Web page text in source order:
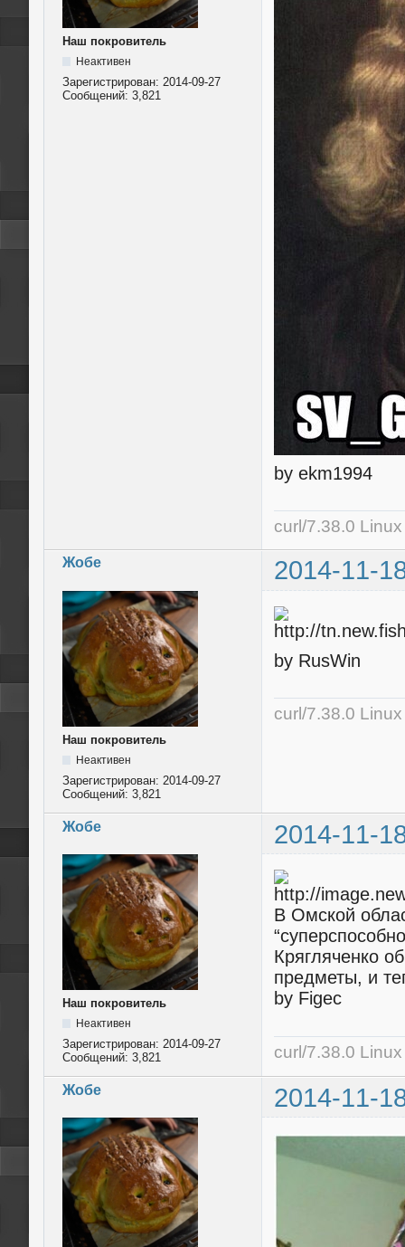
Наш покровитель
Неактивен
Зарегистрирован: 2014-09-27
Сообщений: 3,821
by ekm1994
curl/7.38.0
Жобе 2014-11-
Наш покровитель
Неактивен
Зарегистрирован: 2014-09-27
Сообщений: 3,821
by RusWin
curl/7.38.0
Жобе 2014-11-
Наш покровитель
Неактивен
Зарегистрирован: 2014-09-27
Сообщений: 3,821
В Омской
Крягляченко
предметы, и
by Figec
curl/7.38.0
Жобе 2014-11-